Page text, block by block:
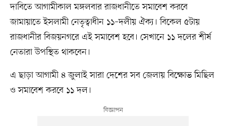
দাবিতে আগামীকাল মঙ্গলবার রাজধানীতে সমাবেশ করবে
জামায়াতে ইসলামী নেতৃত্বাধীন ১১–দলীয় ঐক্য। বিকেল ৫টায়
রাজধানীর বিজয়নগরে এই সমাবেশ হবে। সেখানে ১১ দলের শীর্ষ
নেতারা উপস্থিত থাকবেন।
এ ছাড়া আগামী ৪ জুলাই সারা দেশের সব জেলায় বিক্ষোভ মিছিল
ও সমাবেশ করবে ১১ দল।